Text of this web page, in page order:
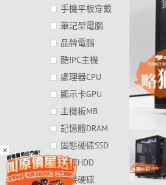
×
手機平板穿戴
筆記型電腦
品牌電腦
酷!PC主機
處理器CPU
顯示卡GPU
主機板MB
記憶體DRAM
固態硬碟SSD
硬碟HDD
外接硬碟